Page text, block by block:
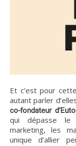
Et c’est pour
autant parler
co-fondateur
qui dépasse le
marketing, les
unique d’allier